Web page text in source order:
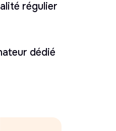
régulier
dédié